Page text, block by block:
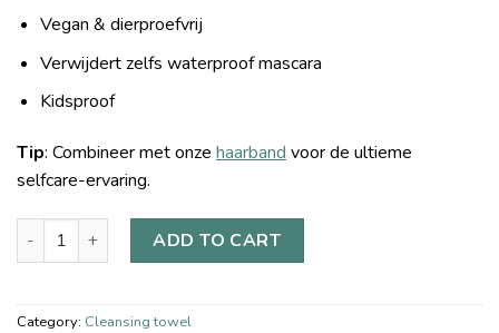
Vegan & dierproefvrij
Verwijdert zelfs waterproof mascara
Kidsproof
Tip: Combineer met onze haarband voor de ultieme
selfcare-ervaring.
ADD TO CART
Category: Cleansing towel